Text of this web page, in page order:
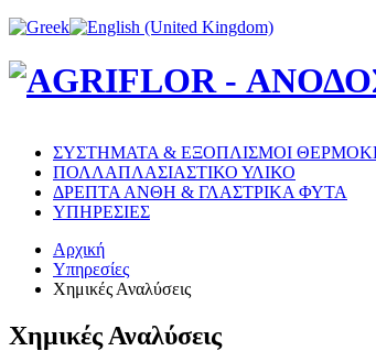
ΣΥΣΤΗΜΑΤΑ & ΕΞΟΠΛΙΣΜΟΙ
ΠΟΛΛΑΠΛΑΣΙΑΣΤΙΚΟ ΥΛΙΚΟ
ΔΡΕΠΤΑ ΑΝΘΗ & ΓΛΑΣΤΡΙΚΑ ΦΥΤΑ
ΥΠΗΡΕΣΙΕΣ
Αρχική
Υπηρεσίες
Χημικές Αναλύσεις
Χημικές Αναλύσεις